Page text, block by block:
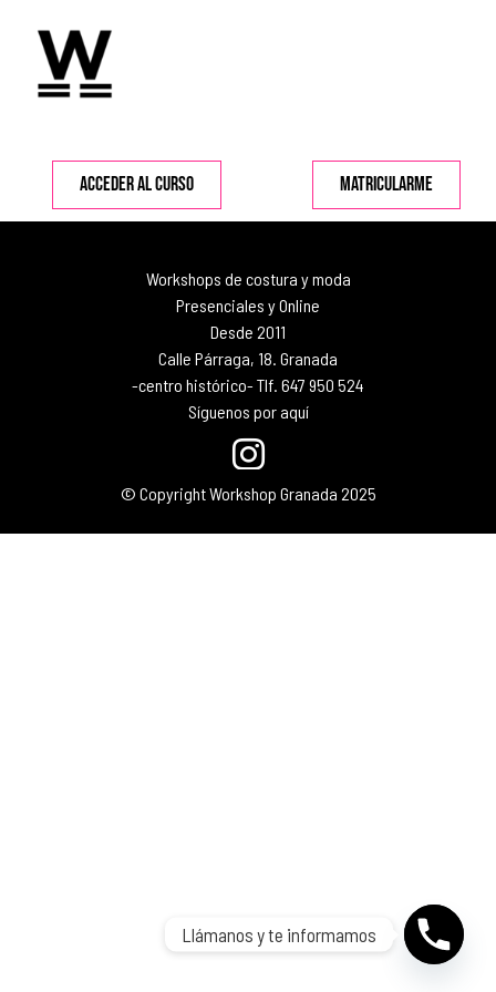
ACCEDER AL CURSO MATRICULARME
Workshops de costura y moda
Presenciales y Online
Desde 2011
Calle Párraga, 18. Granada
-centro histórico- Tlf. 647 950 524
Síguenos por aquí
© Copyright Workshop Granada 2025
Llámanos y te informamos